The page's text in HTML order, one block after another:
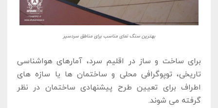
بهترین سنگ نمای مناسب برای مناطق سردسیر
برای ساخت و ساز در اقلیم سرد، آمارهای هواشناسی
تاریخی، توپوگرافی محلی و ساختمان‌ ها یا سازه‌ های
اطراف برای تعیین طرح پیشنهادی ساختمان در نظر
گرفته می ‌شوند.